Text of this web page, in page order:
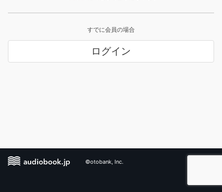
すでに会員の場合
ログイン
©otobank, Inc.